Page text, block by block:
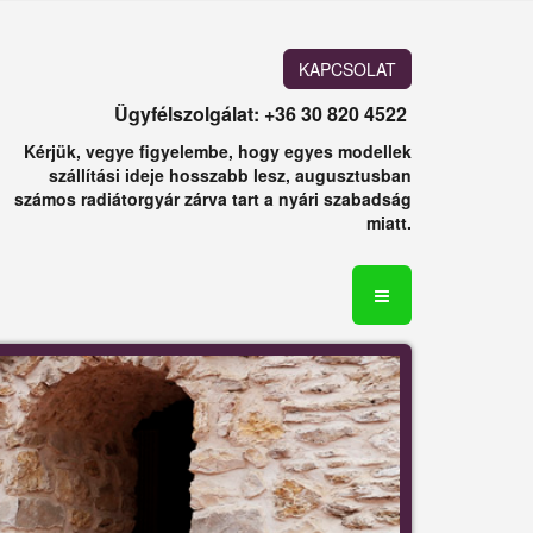
KAPCSOLAT
Ügyfélszolgálat: +36 30 820 4522
Kérjük, vegye figyelembe, hogy egyes modellek
szállítási ideje hosszabb lesz, augusztusban
számos radiátorgyár zárva tart a nyári szabadság
miatt.